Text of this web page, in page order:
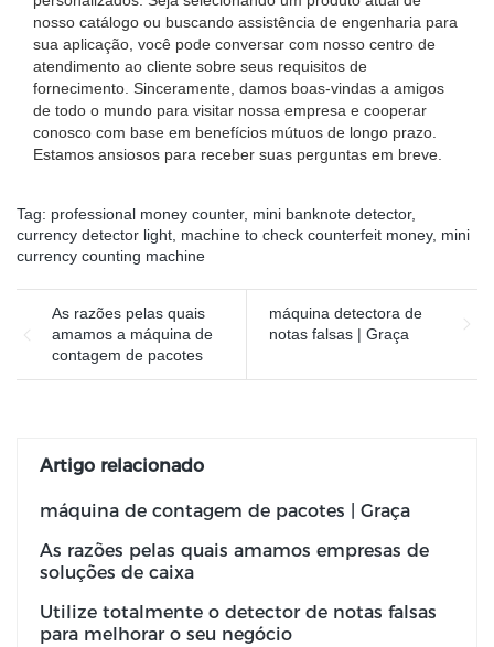
nosso catálogo ou buscando assistência de engenharia para
sua aplicação, você pode conversar com nosso centro de
atendimento ao cliente sobre seus requisitos de
fornecimento. Sinceramente, damos boas-vindas a amigos
de todo o mundo para visitar nossa empresa e cooperar
conosco com base em benefícios mútuos de longo prazo.
Estamos ansiosos para receber suas perguntas em breve.
Tag: professional money counter, mini banknote detector,
currency detector light, machine to check counterfeit money, mini
currency counting machine
As razões pelas quais
amamos a máquina de
contagem de pacotes
máquina detectora de
notas falsas | Graça
Artigo relacionado
máquina de contagem de pacotes | Graça
As razões pelas quais amamos empresas de
soluções de caixa
Utilize totalmente o detector de notas falsas
para melhorar o seu negócio